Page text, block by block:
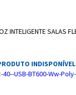
INTELIGENTE SALAS
INDISPONÍVEL